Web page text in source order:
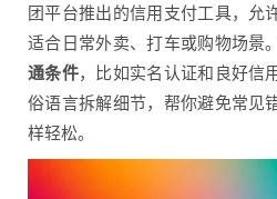
团平台推出的信用支付工具，允
适合日常外卖、打车或购物场景
通条件，比如实名认证和良好信
俗语言拆解细节，帮你避免常见
样轻松。